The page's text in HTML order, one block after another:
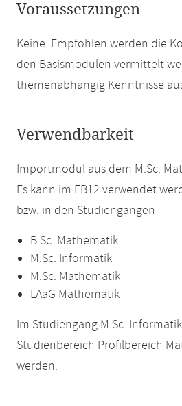
Voraussetzungen
Keine. Empfohlen werden die
den Basismodulen vermittelt
themenabhängig Kenntnisse
Verwendbarkeit
Importmodul aus dem M.Sc.
Es kann im FB12 verwendet
bzw. in den Studiengängen
B.Sc. Mathematik
M.Sc. Informatik
M.Sc. Mathematik
LAaG Mathematik
Im Studiengang M.Sc.
Studienbereich Profilbereich
werden.